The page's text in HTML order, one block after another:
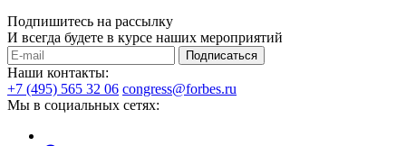
Подпишитесь на рассылку
И всегда будете в курсе наших мероприятий
Подписаться
Наши контакты:
+7 (495) 565 32 06 congress@forbes.ru
Мы в социальных сетях: